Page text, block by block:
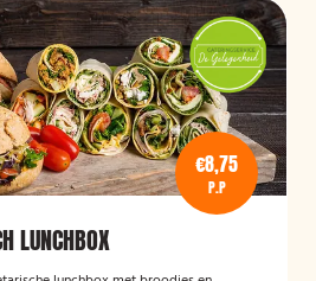
€8,75
P.P
LUNCHBOX